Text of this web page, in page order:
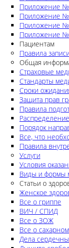
Приложение №
Приложение №
Приложение
Приложение
Пациентам
Правила
Общая
Страховые
Стандарты
Сроки
Защита прав
Правила
Порядок
Все, что
Правила
Услуги
Условия
Виды и формы
Статьи о
Женское
Все о гриппе
ВИЧ / СПИД
Все о ЗОЖ
Все о
Дела